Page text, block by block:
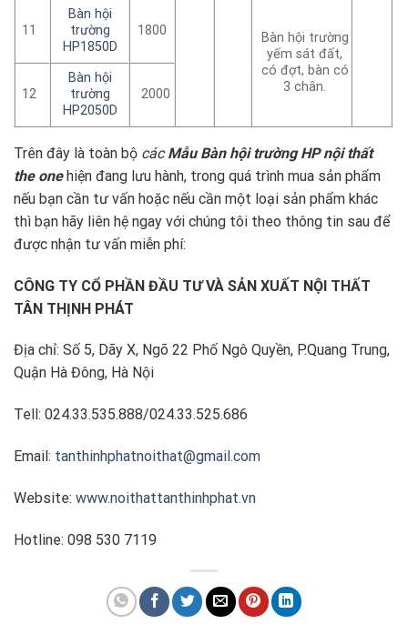
11
Bàn hội
trường
HP1850D
1800
Bàn hội trường
yếm sát đất,
có đợt, bàn có
3 chân.
12
Bàn hội
trường
HP2050D
2000
Trên đây là toàn bộ cácMẫu Bàn hội trường HP nội thất
the onehiện đang lưu hành, trong quá trình mua sản phẩm
nếu bạn cần tư vấn hoặc nếu cần một loại sản phẩm khác
thì bạn hãy liên hệ ngay với chúng tôi theo thông tin sau để
được nhận tư vấn miễn phí:
CÔNG TY CỔ PHẦN ĐẦU TƯ VÀ SẢN XUẤT NỘI THẤT
TÂN THỊNH PHÁT
Địa chỉ: Số 5, Dãy X, Ngõ 22 Phố Ngô Quyền, P.Quang Trung,
Quận Hà Đông, Hà Nội
Tell: 024.33.535.888/024.33.525.686
Email: tanthinhphatnoithat@gmail.com
Website: www.noithattanthinhphat.vn
Hotline: 098 530 7119